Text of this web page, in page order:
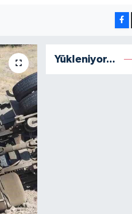
Yükleniyor...